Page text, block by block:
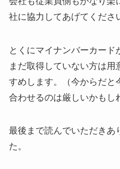
社に協力してあげてくださ
とくにマイナンバーカード
まだ取得していない方は用
すめします。（今からだと
合わせるのは厳しいかもし
最後まで読んでいただきあ
た。